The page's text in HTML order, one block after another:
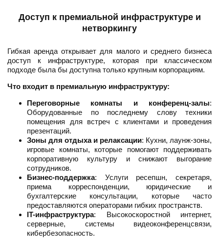
Доступ к премиальной инфраструктуре и
нетворкингу
Гибкая аренда открывает для малого и среднего бизнеса
доступ к инфраструктуре, которая при классическом
подходе была бы доступна только крупным корпорациям.
Что входит в премиальную инфраструктуру:
Переговорные комнаты и конференц-залы:
Оборудованные по последнему слову техники
помещения для встреч с клиентами и проведения
презентаций.
Зоны для отдыха и релаксации: Кухни, лаунж-зоны,
игровые комнаты, которые помогают поддерживать
корпоративную культуру и снижают выгорание
сотрудников.
Бизнес-поддержка: Услуги ресепшн, секретаря,
приема корреспонденции, юридические и
бухгалтерские консультации, которые часто
предоставляются операторами гибких пространств.
IT-инфраструктура: Высокоскоростной интернет,
серверные, системы видеоконференцсвязи,
кибербезопасность.